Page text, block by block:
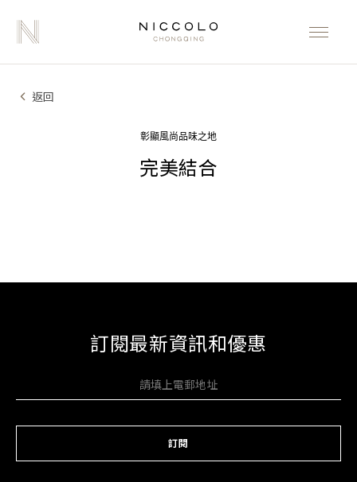
返回
彰顯風尚品味之地
完美結合
訂閱最新資訊和優惠
訂閱